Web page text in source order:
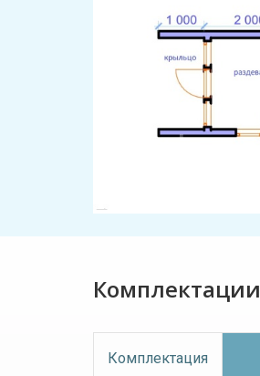
Комплектация